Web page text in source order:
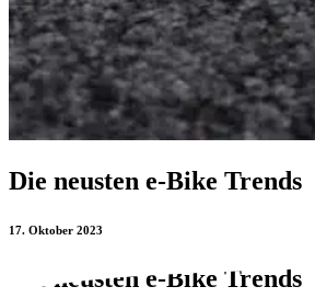
Die neusten e-Bike Trends
17. Oktober 2023
Die neusten e-Bike Trends